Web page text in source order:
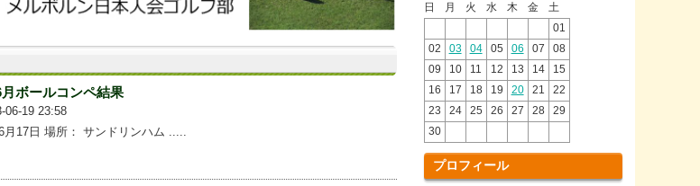
ボールコンペ結果
06-19 23:58
月17日 場所： サンドリンハム .....
日 月 火 水 木 金
土
01
02
03 04 05 06 07
08
09
10 11 12 13 14
15
16
17 18 19 20 21
22
23
24 25 26 27 28
29
30
プロフィール